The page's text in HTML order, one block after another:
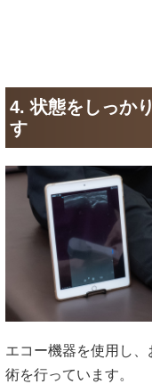
4. 状態をしっか
す
エコー機器を使用し
術を行っています。